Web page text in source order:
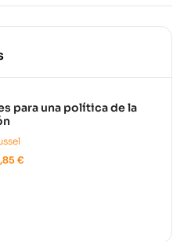
para una política de la
€